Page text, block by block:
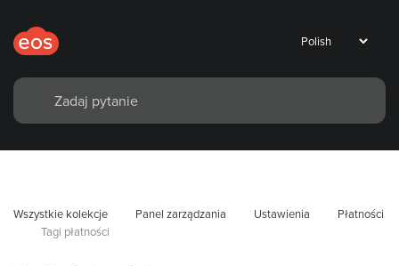
Wszystkie kolekcje Panel zarządzania Ustawienia
Płatności
Tagi płatności